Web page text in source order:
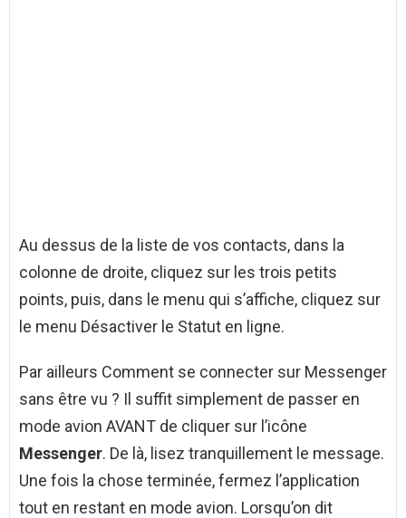
Au dessus de la liste de vos contacts, dans la
colonne de droite, cliquez sur les trois petits
points, puis, dans le menu qui s’affiche, cliquez sur
le menu Désactiver le Statut en ligne.
Par ailleurs Comment se connecter sur Messenger
sans être vu ? Il suffit simplement de passer en
mode avion AVANT de cliquer sur l’icône
Messenger. De là, lisez tranquillement le message.
Une fois la chose terminée, fermez l’application
tout en restant en mode avion. Lorsqu’on dit